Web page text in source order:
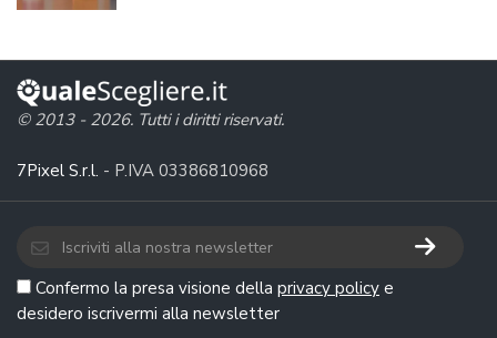
© 2013 - 2026. Tutti i diritti riservati.
7Pixel S.r.l. - P.IVA 03386810968
Confermo la presa visione della privacy policy e
desidero iscrivermi alla newsletter